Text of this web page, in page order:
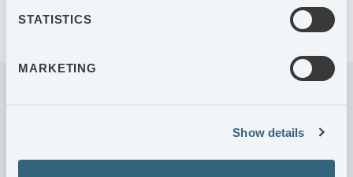
STATISTICS
MARKETING
Show details